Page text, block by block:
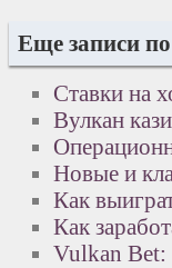
Еще записи
Ставки на
Вулкан
Новые и
Как
Как
Vulkan Bet: